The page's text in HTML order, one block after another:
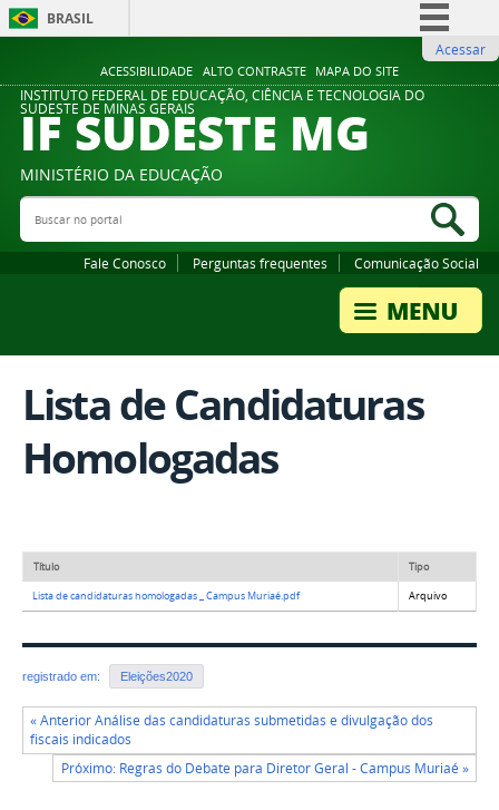
ACESSIBILIDADE ALTO CONTRASTE MAPA DO SITE
BRASIL
Comunica BR
Participe
Legislação
Acessar
INSTITUTO FEDERAL DE EDUCAÇÃO, CIÊNCIA E TECNOLOGIA DO
SUDESTE DE MINAS GERAIS
IF SUDESTE MG
MINISTÉRIO DA EDUCAÇÃO
Buscar no portal
Fale Conosco Perguntas frequentes Comunicação Social
Lista de Candidaturas
Homologadas
Título Tipo
Lista de candidaturas homologadas _ Campus Muriaé.pdf Arquivo
registrado em: Eleições2020
« Anterior Análise das candidaturas submetidas e divulgação dos
fiscais indicados
Próximo: Regras do Debate para Diretor Geral - Campus Muriaé »